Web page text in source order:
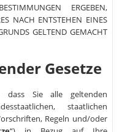
ERGEBEN,
NACH ENTSTEHEN EINES
GELTEND GEMACHT
Gesetze
Sie alle geltenden
staatlichen
Regeln und/oder